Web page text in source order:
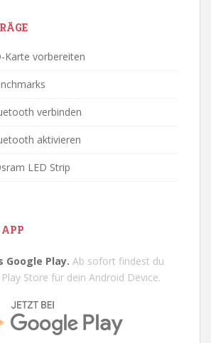
Karte vorbereiten
verbinden
aktivieren
LED Strip
Google Play. Ab sofort findest du
Store für dein Android Device.